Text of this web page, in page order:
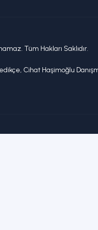
Tüm Hakları Saklıdır.
Cihat Haşimoğlu